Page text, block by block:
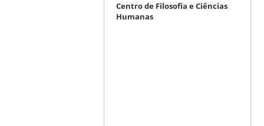
Centro de Filosofia e Ciências
Humanas